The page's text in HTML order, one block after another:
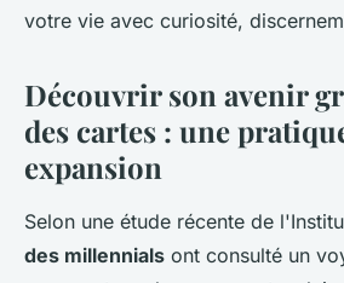
votre vie avec curiosité,
Découvrir son avenir
des cartes : une
expansion
Selon une étude récente de
des millennials ont consulté un